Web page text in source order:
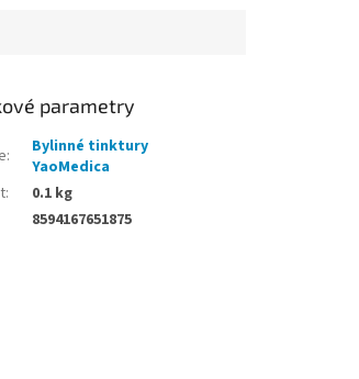
parametry
:
Bylinné tinktury
YaoMedica
:
0.1 kg
8594167651875